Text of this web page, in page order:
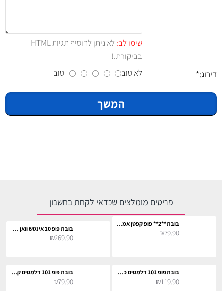
שימו לב:
לא ניתן להוסיף תגיות HTML
בביקורת.!
דירוג:
לא טוב טוב
המשך
פריטים מומלצים שכדאי לקחת בחשבון
בובת **2** פופ קפטן אמריקה קלאסי לאספנים
₪79.90 בובת פופ 10 אינטש וואן פיס סט ג'ייגרסיה
₪269.90
בובת פופ 101 דלמטים כלב פיראט לאספנים
₪119.90
בובת פופ 101 דלמטים קרואלה דה ויל כולל גור כלבים
₪79.90